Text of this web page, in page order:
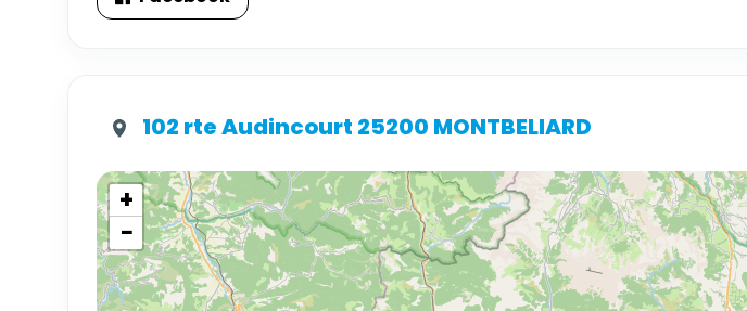
102 rte Audincourt 25200 MONTBELIARD
+
−